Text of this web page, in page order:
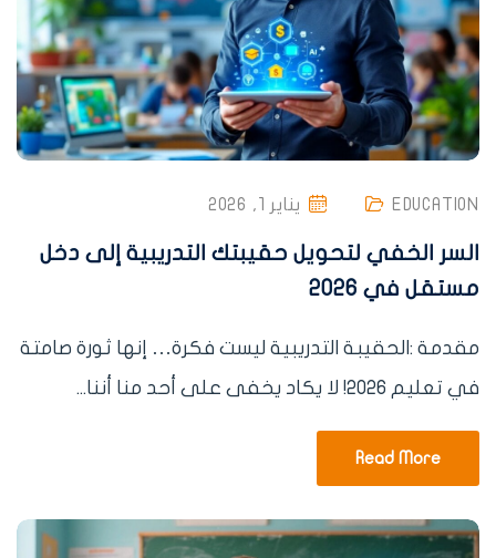
EDUCATION يناير 1, 2026
السر الخفي لتحويل حقيبتك التدريبية إلى دخل
مستقل في 2026
مقدمة :الحقيبة التدريبية ليست فكرة… إنها ثورة صامتة
في تعليم 2026! لا يكاد يخفى على أحد منا أننا...
Read More